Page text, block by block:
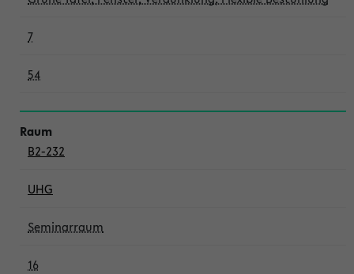
7
54
B2-232
UHG
Seminarraum
16